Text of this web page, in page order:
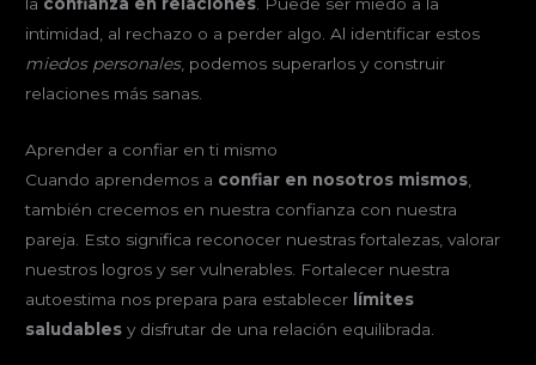
intimidad, al rechazo o a perder algo. Al identificar estos
miedos personales, podemos superarlos y construir
relaciones más sanas.
Aprender a confiar en ti mismo
Cuando aprendemos a confiar en nosotros mismos
también crecemos en nuestra confianza con nuestra
pareja. Esto significa reconocer nuestras fortalezas, valorar
nuestros logros y ser vulnerables. Fortalecer nuestra
autoestima nos prepara para establecer límites
saludables y disfrutar de una relación equilibrada.